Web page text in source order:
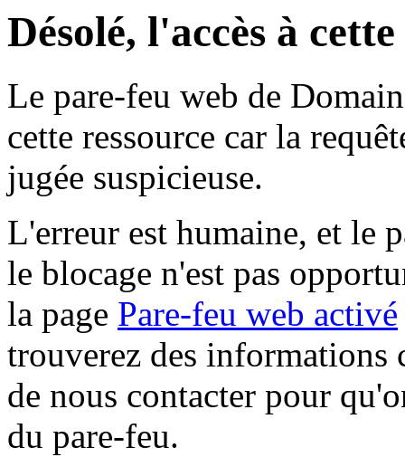
Désolé, l'accès à
Le pare-feu web de
cette ressource car la
jugée suspicieuse.
L'erreur est humaine, et le
le blocage n'est pas
la page Pare-feu web activé
trouverez des informations
de nous contacter pour
du pare-feu.